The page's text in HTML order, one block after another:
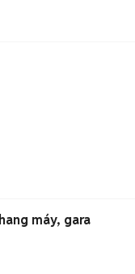
máy, gara